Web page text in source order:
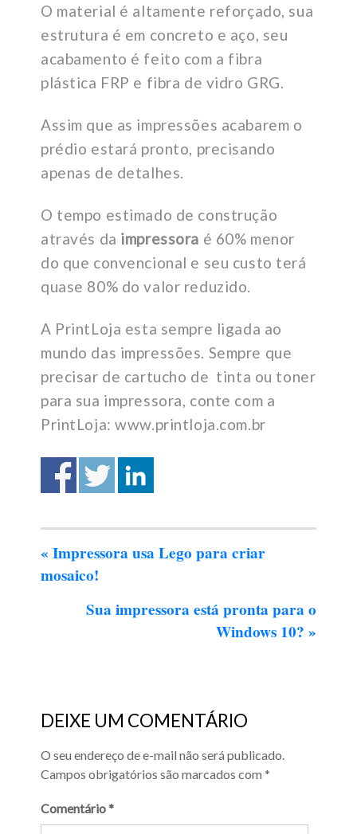
O material é altamente reforçado, sua
estrutura é em concreto e aço, seu
acabamento é feito com a fibra
plástica FRP e fibra de vidro GRG.
Assim que as impressões acabarem o
prédio estará pronto, precisando
apenas de detalhes.
O tempo estimado de construção
através da impressora é 60% menor
do que convencional e seu custo terá
quase 80% do valor reduzido.
A PrintLoja esta sempre ligada ao
mundo das impressões. Sempre que
precisar de cartucho de tinta ou toner
para sua impressora, conte com a
PrintLoja: www.printloja.com.br
« Impressora usa Lego para criar
mosaico!
Sua impressora está pronta para o
Windows 10? »
DEIXE UM COMENTÁRIO
O seu endereço de e-mail não será publicado.
Campos obrigatórios são marcados com *
Comentário*